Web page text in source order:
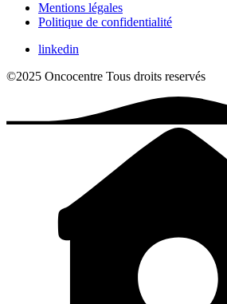
Mentions légales
Politique de confidentialité
linkedin
©2025 Oncocentre Tous droits reservés